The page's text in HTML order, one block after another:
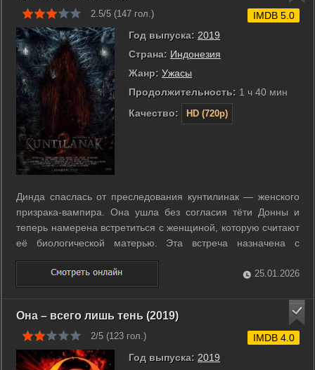
2.5/5 (147 гол.)
Год выпуска: 2019
Страна: Индонезия
Жанр: Ужасы
Продолжительность: 1 ч 40 мин
Качество:
HD (720p)
IMDB 5.0
Динда спаслась от преследования кунтилинак — женского
призрака-вампира. Она ушла без согласия тёти Донны и
теперь намерена встретиться с женщиной, которую считают
её биологической матерью. Эта встреча назначена с
Кармилой, которую многие подозревают в родстве с Динда.
Несмотря на запрет тёти, Динда решает выяснить правду о
своём происхождении. ...
25.01.2026
Она – всего лишь тень (2019)
2/5 (123 гол.)
Год выпуска: 2019
IMDB 4.0